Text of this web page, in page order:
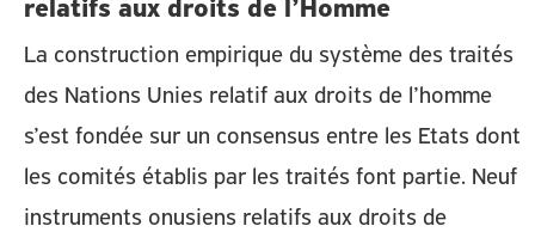
relatifs aux droits de l’Homme
La construction empirique du système des traités
des Nations Unies relatif aux droits de l’homme
s’est fondée sur un consensus entre les Etats dont
les comités établis par les traités font partie. Neuf
instruments onusiens relatifs aux droits de